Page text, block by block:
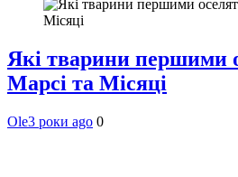
Які тварини першими
Марсі та Місяці
Ole3 роки ago 0